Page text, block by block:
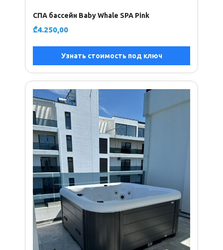
СПА бассейн Baby Whale SPA Pink
₾4.250,00
Узнать стоимость под ключ